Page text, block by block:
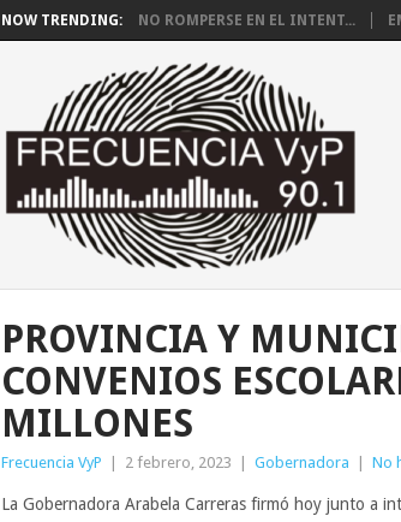
NOW TRENDING: NO ROMPERSE EN EL INTENT...
PROVINCIA Y
CONVENIOS
MILLONES
Frecuencia VyP 2 febrero, 2023 Gobernadora No
La Gobernadora Arabela Carreras firmó hoy junto a